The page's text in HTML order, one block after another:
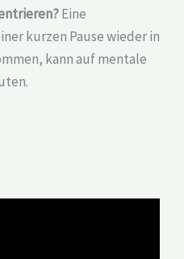
Eine
kurzen Pause wieder in
kann auf mentale